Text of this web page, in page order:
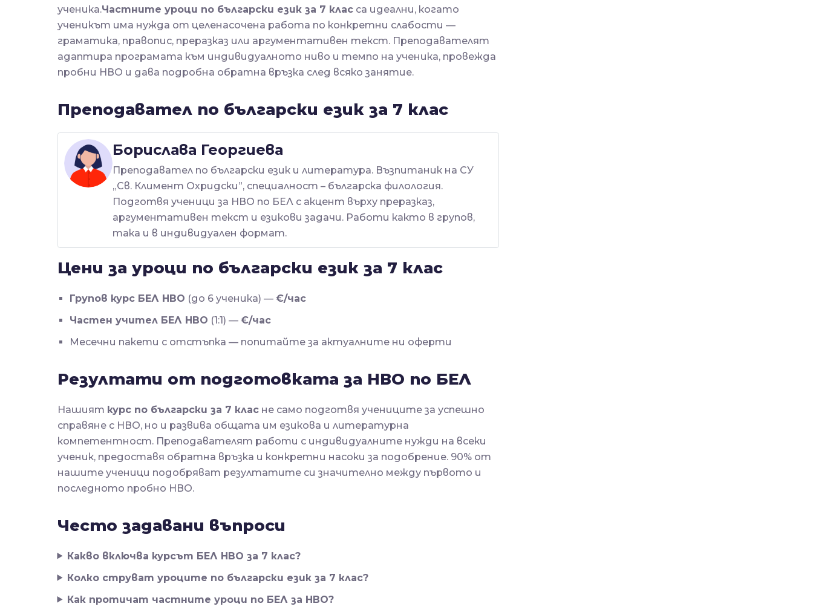
ученика.Частните уроци по български език за 7 класса идеални, когато
ученикът има нужда от целенасочена работа по конкретни слабости —
граматика, правопис, преразказ или аргументативен текст. Преподавателят
адаптира програмата към индивидуалното ниво и темпо на ученика, провежда
пробни НВО и дава подробна обратна връзка след всяко занятие.
Преподавател по български език за 7 клас
Борислава Георгиева
Преподавател по български език и литература. Възпитаник на СУ
„Св. Климент Охридски”, специалност – българска филология.
Подготвя ученици за НВО по БЕЛ с акцент върху преразказ,
аргументативен текст и езикови задачи. Работи както в групов,
така и в индивидуален формат.
Цени за уроци по български език за 7 клас
Групов курс БЕЛ НВО (до 6 ученика) — €/час
Частен учител БЕЛ НВО (1:1) — €/час
Месечни пакети с отстъпка — попитайте за актуалните ни оферти
Резултати от подготовката за НВО по БЕЛ
Нашият курс по български за 7 класне само подготвя учениците за успешно
справяне с НВО, но и развива общата им езикова и литературна
компетентност. Преподавателят работи с индивидуалните нужди на всеки
ученик, предоставя обратна връзка и конкретни насоки за подобрение. 90% от
нашите ученици подобряват резултатите си значително между първото и
последното пробно НВО.
Често задавани въпроси
Какво включва курсът БЕЛ НВО за 7 клас?
Колко струват уроците по български език за 7 клас?
Как протичат частните уроци по БЕЛ за НВО?